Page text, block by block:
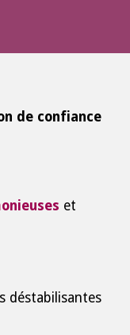
de confiance
et
déstabilisantes